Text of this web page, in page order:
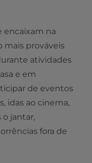
encaixam na
mais prováveis
atividades
e em
de eventos
idas ao cinema,
o jantar,
fora de